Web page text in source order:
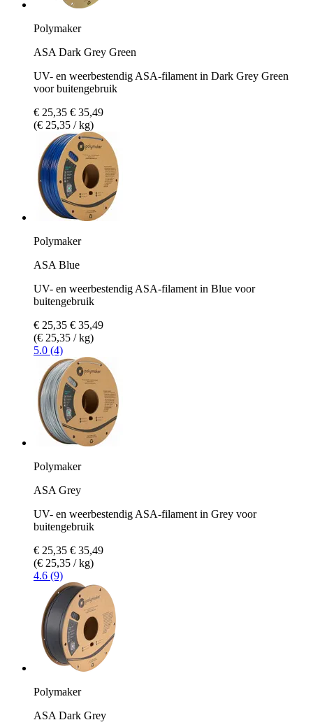
Polymaker
ASA Dark Grey Green
UV- en weerbestendig ASA-filament in Dark Grey Green
voor buitengebruik
€ 25,35 € 35,49
(€ 25,35 / kg)
Polymaker
ASA Blue
UV- en weerbestendig ASA-filament in Blue voor
buitengebruik
€ 25,35 € 35,49
(€ 25,35 / kg)
5.0 (4)
Polymaker
ASA Grey
UV- en weerbestendig ASA-filament in Grey voor
buitengebruik
€ 25,35 € 35,49
(€ 25,35 / kg)
4.6 (9)
Polymaker
ASA Dark Grey